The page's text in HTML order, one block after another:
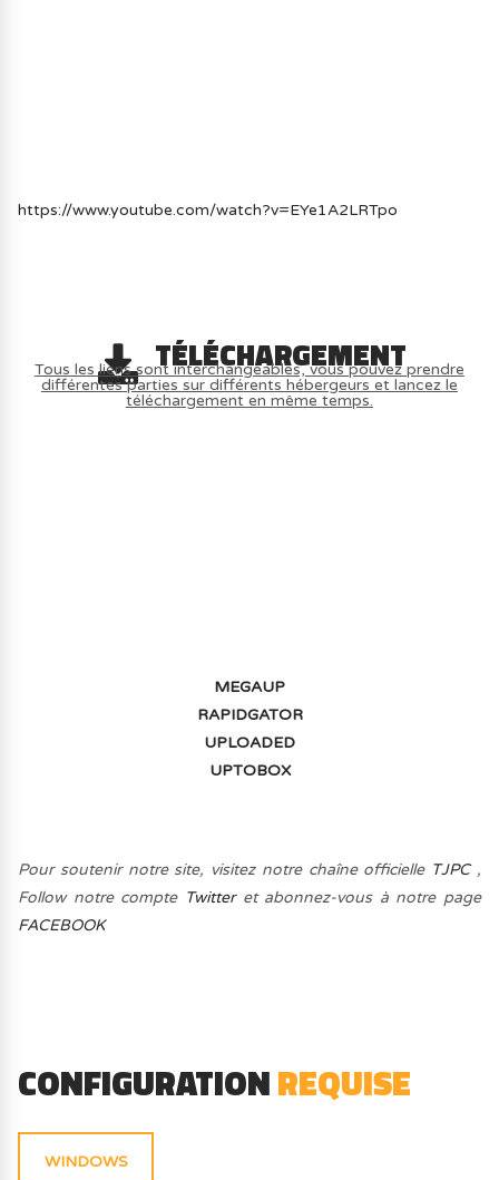
https://www.youtube.com/watch?v=EYe1A2LRTpo
TÉLÉCHARGEMENT
Tous les liens sont interchangeables, vous pouvez prendre
différentes parties sur différents hébergeurs et lancez le
téléchargement en même temps.
MEGAUP
RAPIDGATOR
UPLOADED
UPTOBOX
Pour soutenir notre site, visitez notre chaîne officielle TJPC,
Follow notre compte Twitteret abonnez-vous à notre page
FACEBOOK
CONFIGURATIONREQUISE
WINDOWS